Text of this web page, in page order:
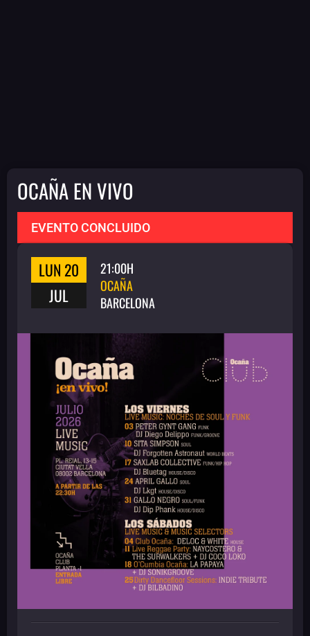
OCAÑA EN VIVO
EVENTO CONCLUIDO
LUN 20
JUL
21:00H
OCAÑA
BARCELONA